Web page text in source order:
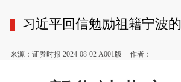
习近平回信勉励祖籍宁波
来源：证券时报 2024-08-02 A001版 作者：